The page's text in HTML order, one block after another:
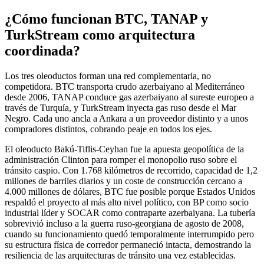
¿Cómo funcionan BTC, TANAP y
TurkStream como arquitectura
coordinada?
Los tres oleoductos forman una red complementaria, no
competidora. BTC transporta crudo azerbaiyano al Mediterráneo
desde 2006, TANAP conduce gas azerbaiyano al sureste europeo a
través de Turquía, y TurkStream inyecta gas ruso desde el Mar
Negro. Cada uno ancla a Ankara a un proveedor distinto y a unos
compradores distintos, cobrando peaje en todos los ejes.
El oleoducto Bakú-Tiflis-Ceyhan fue la apuesta geopolítica de la
administración Clinton para romper el monopolio ruso sobre el
tránsito caspio. Con 1.768 kilómetros de recorrido, capacidad de 1,2
millones de barriles diarios y un coste de construcción cercano a
4.000 millones de dólares, BTC fue posible porque Estados Unidos
respaldó el proyecto al más alto nivel político, con BP como socio
industrial líder y SOCAR como contraparte azerbaiyana. La tubería
sobrevivió incluso a la guerra ruso-georgiana de agosto de 2008,
cuando su funcionamiento quedó temporalmente interrumpido pero
su estructura física de corredor permaneció intacta, demostrando la
resiliencia de las arquitecturas de tránsito una vez establecidas.